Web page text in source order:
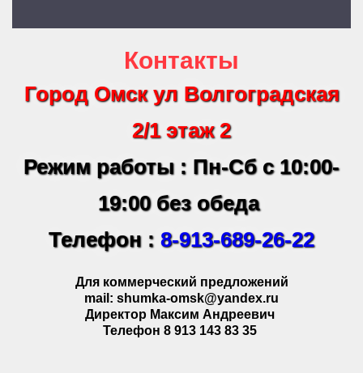
Контакты
Город Омск ул Волгоградская
2/1 этаж 2
Режим работы : Пн-Сб с 10:00-
19:00 без обеда
Телефон : 8-913-689-26-22
Для коммерческий предложений
mail: shumka-omsk@yandex.ru
Директор Максим Андреевич
Телефон 8 913 143 83 35